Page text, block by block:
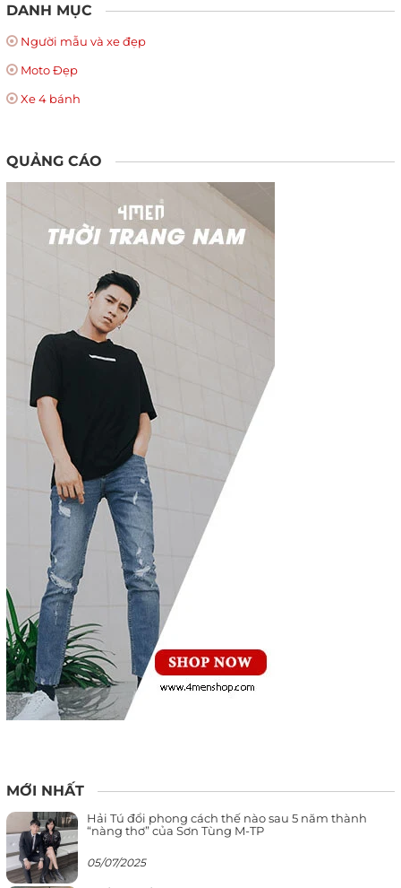
DANH MỤC
Người mẫu và xe đẹp
Moto Đẹp
Xe 4 bánh
QUẢNG CÁO
MỚI NHẤT
Hải Tú đổi phong cách thế nào sau 5 năm thành
“nàng thơ” của Sơn Tùng M-TP
05/07/2025